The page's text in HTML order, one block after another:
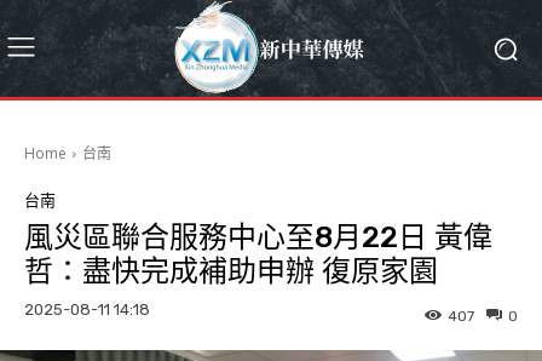
Home 台南
台南
風災區聯合服務中心至8月22日 黃偉
哲：盡快完成補助申辦 復原家園
2025-08-11 14:18 0
407